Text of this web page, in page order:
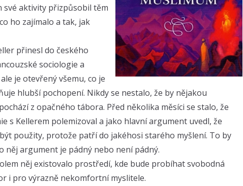
své aktivity přizpůsobil těm
ho zajímalo a tak, jak
přinesl do českého
sociologie a
je otevřený všemu, co je
hlubší pochopení. Nikdy se nestalo, že by nějakou
z opačného tábora. Před několika měsíci se stalo, že
s Kellerem polemizoval a jako hlavní argument uvedl, že
použity, protože patří do jakéhosi starého myšlení. To by
něj argument je pádný nebo není pádný.
něj existovalo prostředí, kde bude probíhat svobodná
i pro výrazně nekomfortní myslitele.